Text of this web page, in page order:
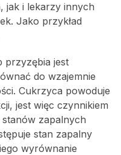
jak i lekarzy innych
Jako przykład
przyzębia jest
do wzajemnie
Cukrzyca powoduje
jest więc czynnikiem
zapalnych
stan zapalny
wyrównanie